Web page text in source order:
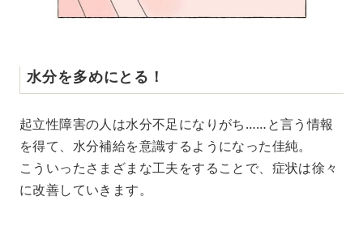
水分を多めにとる！
起立性障害の人は水分不足になりがち……と言う情報
を得て、水分補給を意識するようになった佳純。
こういったさまざまな工夫をすることで、症状は徐々
に改善していきます。